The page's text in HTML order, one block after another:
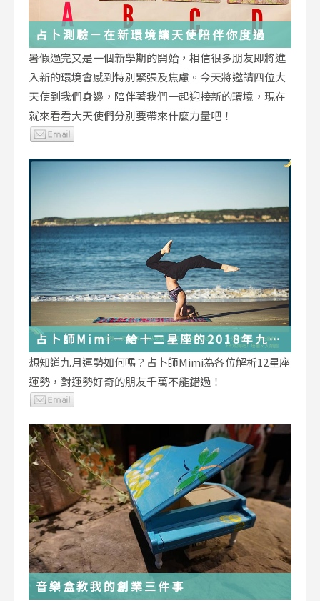
占卜測驗－在新環境讓天使陪伴你度過
暑假過完又是一個新學期的開始，相信很多朋友即將進
入新的環境會感到特別緊張及焦慮。今天將邀請四位大
天使到我們身邊，陪伴著我們一起迎接新的環境，現在
就來看看大天使們分別要帶來什麼力量吧！
占卜師Mimi－給十二星座的2018年九月
運勢小叮嚀
想知道九月運勢如何嗎？占卜師Mimi為各位解析12星座
運勢，對運勢好奇的朋友千萬不能錯過！
音樂盒教我的創業三件事